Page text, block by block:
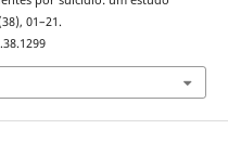
01–21.